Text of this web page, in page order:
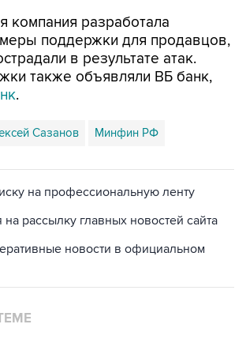
компания разработала
поддержки для продавцов,
в результате атак.
также объявляли ВБ банк,
.
Сазанов Минфин РФ
на профессиональную ленту
на рассылку главных новостей сайта
новости в официальном